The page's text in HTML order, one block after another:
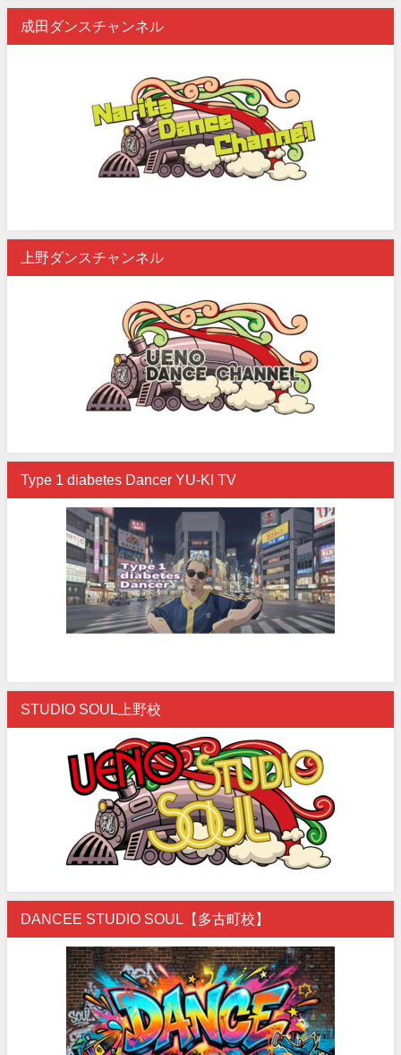
成田ダンスチャンネル
上野ダンスチャンネル
Type 1 diabetes Dancer YU-KI TV
STUDIO SOUL上野校
DANCEE STUDIO SOUL【多古町校】